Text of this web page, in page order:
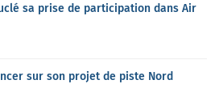
sa prise de participation dans Air
sur son projet de piste Nord